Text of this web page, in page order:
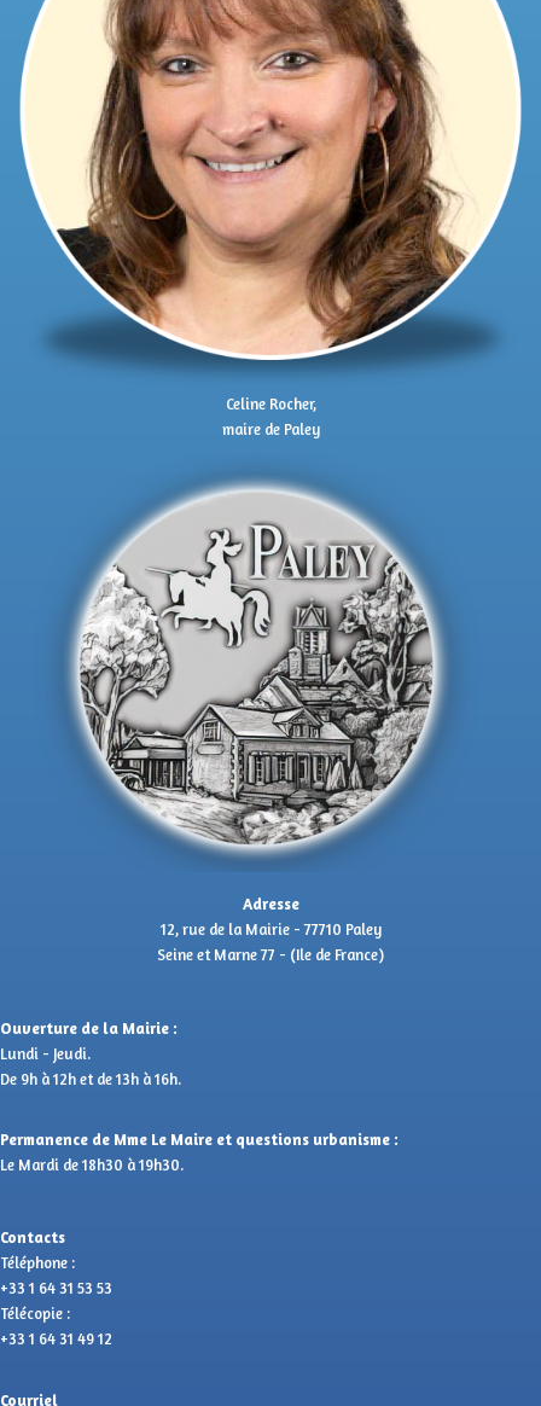
Celine Rocher,
maire de Paley
Adresse
12, rue de la Mairie - 77710 Paley
Seine et Marne 77 - (Ile de France)
Ouverture de la Mairie :
Lundi - Jeudi.
De 9h à 12h et de 13h à 16h.
Permanence de Mme Le Maire et questions urbanisme :
Le Mardi de 18h30 à 19h30.
Contacts
Téléphone :
+33 1 64 31 53 53
Télécopie :
+33 1 64 31 49 12
Courriel